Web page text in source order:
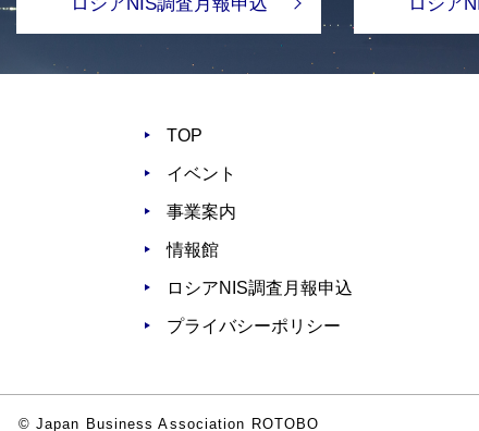
TOP
イベント
事業案内
情報館
ロシアNIS調査月報申込
プライバシーポリシー
© Japan Business Association ROTOBO